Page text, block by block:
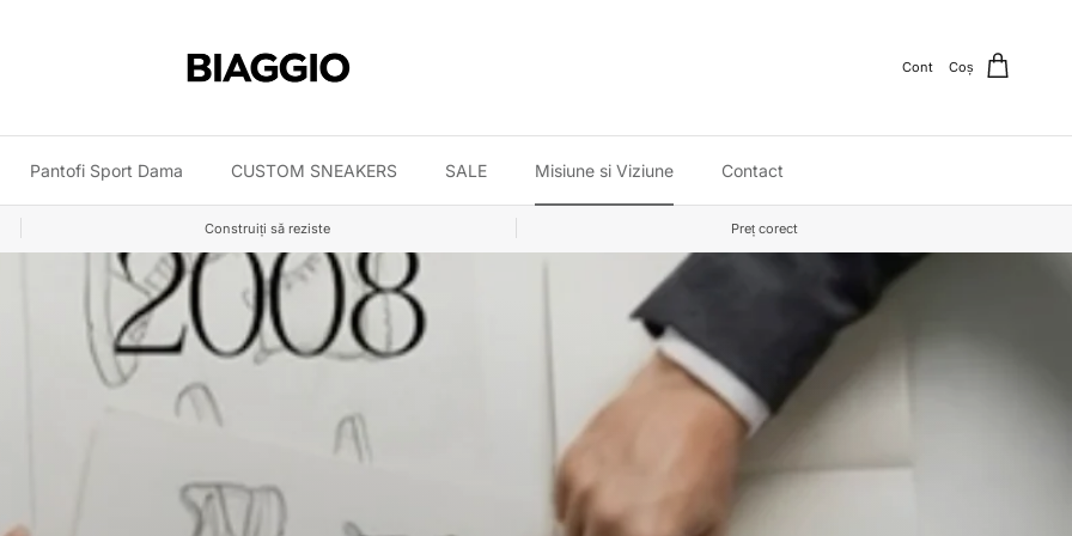
Cont Coș
Pantofi Sport Dama CUSTOM SNEAKERS SALE Misiune si Viziune Contact
Construiți să reziste Preț corect